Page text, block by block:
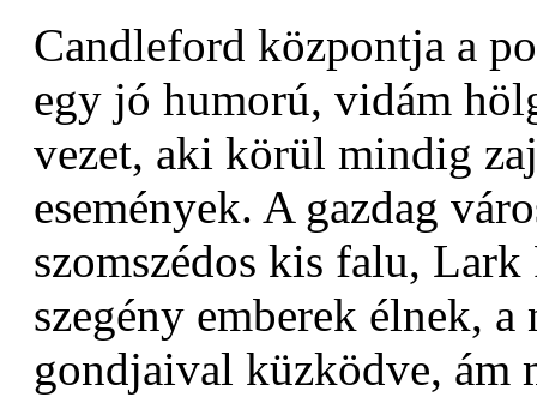
Candleford központja a
egy jó humorú, vidám
vezet, aki körül mindig
események. A gazdag
szomszédos kis falu,
szegény emberek élnek, a
gondjaival küzködve, ám